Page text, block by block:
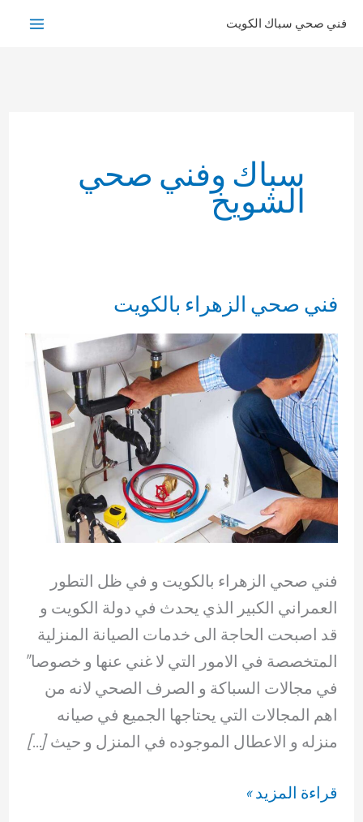
فني صحي سباك الكويت
سباك وفني صحي
الشويخ
فني صحي الزهراء بالكويت
فني صحي الزهراء بالكويت و في ظل التطور
العمراني الكبير الذي يحدث في دولة الكويت و
قد اصبحت الحاجة الى خدمات الصيانة المنزلية
المتخصصة في الامور التي لا غني عنها و خصوصا”
في مجالات السباكة و الصرف الصحي لانه من
اهم المجالات التي يحتاجها الجميع في صيانه
منزله و الاعطال الموجوده في المنزل و حيث […]
فني
قراءة المزيد »